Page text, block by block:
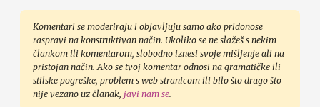
Komentari se moderiraju i objavljuju samo ako pridonose
raspravi na konstruktivan način. Ukoliko se ne slažeš s nekim
člankom ili komentarom, slobodno iznesi svoje mišljenje ali na
pristojan način. Ako se tvoj komentar odnosi na gramatičke ili
stilske pogreške, problem s web stranicom ili bilo što drugo što
nije vezano uz članak, javi nam se.